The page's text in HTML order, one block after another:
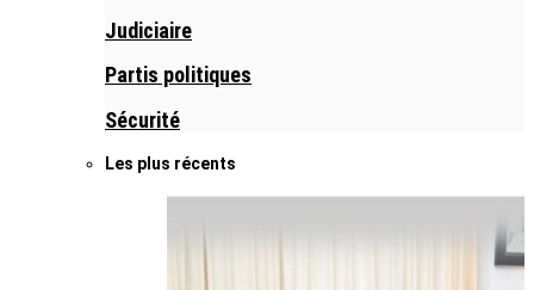
Judiciaire
Partis politiques
Sécurité
Les plus récents